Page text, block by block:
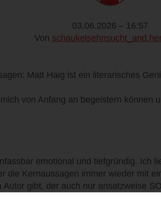
03.06.2026 – 16:57
Von
Matt Haig ist ein literarisches
von Anfang an begeistern können
emotional und tiefgründig. Ich
die Kernaussagen immer wieder mit
Autor gibt, der auch nur ansatzweise
habe ich das Buch immer wieder